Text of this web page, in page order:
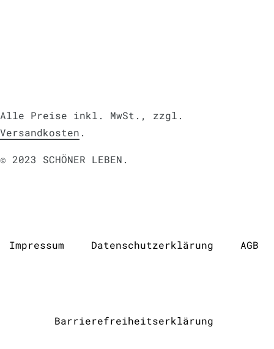
Alle Preise inkl. MwSt., zzgl.
Versandkosten .
© 2023 SCHÖNER LEBEN.
Impressum Daten­schutz­erklärung AGB
Barrierefreiheitserklärung